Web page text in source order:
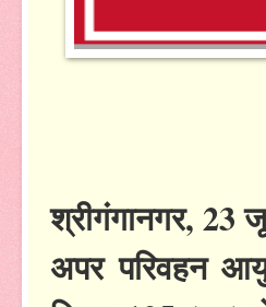
श्रीगंगानगर, 23
अपर परिवहन